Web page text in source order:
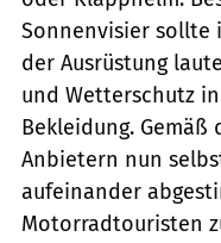
Sonnenvisier sollte
der Ausrüstung
und Wetterschutz
Bekleidung. Gemäß
Anbietern nun
aufeinander
Motorradtouristen